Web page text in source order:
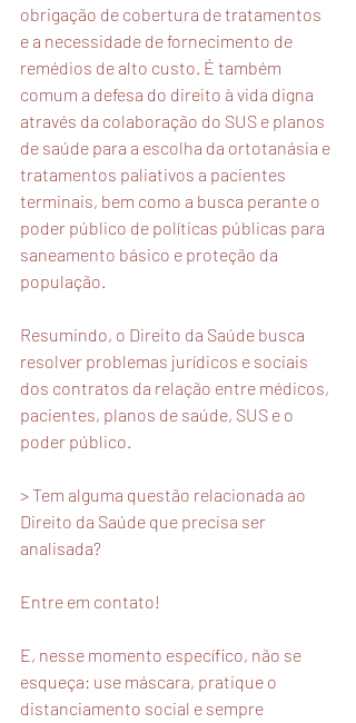
obrigação de cobertura de tratamentos
e a necessidade de fornecimento de
remédios de alto custo. É também
comum a defesa do direito à vida digna
através da colaboração do SUS e planos
de saúde para a escolha da ortotanásia e
tratamentos paliativos a pacientes
terminais, bem como a busca perante o
poder público de políticas públicas para
saneamento básico e proteção da
população.
Resumindo, o Direito da Saúde busca
resolver problemas jurídicos e sociais
dos contratos da relação entre médicos,
pacientes, planos de saúde, SUS e o
poder público.
> Tem alguma questão relacionada ao
Direito da Saúde que precisa ser
analisada?
Entre em contato!
E, nesse momento específico, não se
esqueça: use máscara, pratique o
distanciamento social e sempre